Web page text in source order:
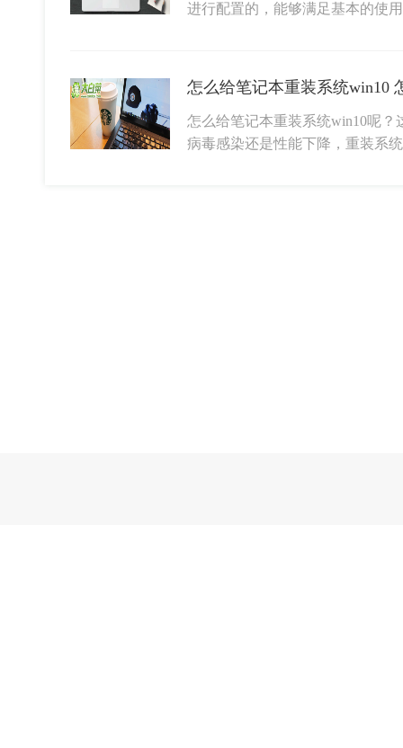
进行配置的，能够满足基本的使
怎么给笔记本重装系统win10
怎么给笔记本重装系统win10呢
病毒感染还是性能下降，重装系